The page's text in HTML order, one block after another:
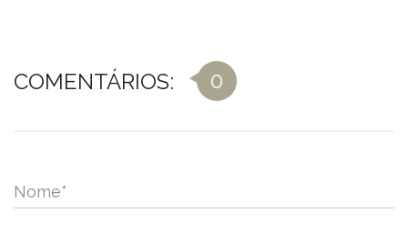
COMENTÁRIOS: 0
Nome*